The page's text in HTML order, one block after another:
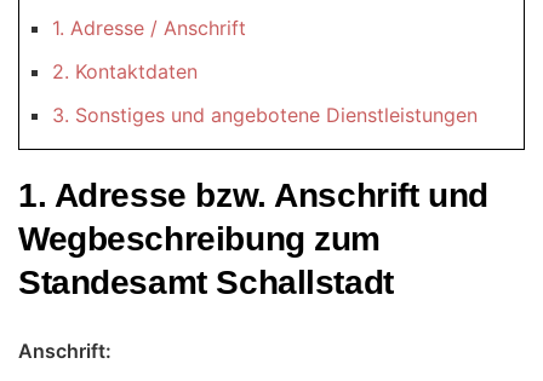
1. Adresse / Anschrift
2. Kontaktdaten
3. Sonstiges und angebotene Dienstleistungen
1. Adresse bzw. Anschrift und
Wegbeschreibung zum
Standesamt Schallstadt
Anschrift: